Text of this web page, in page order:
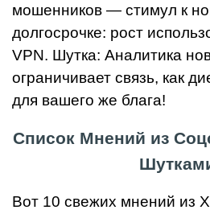
мошенников — стимул к
долгосрочке: рост
VPN. Шутка: Аналитика
ограничивает связь, как
для вашего же блага!
Список Мнений из
Вот 10 свежих мнений из